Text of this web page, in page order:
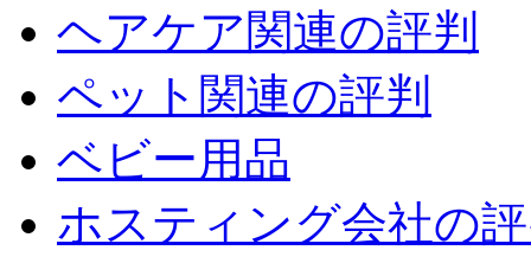
ヘアケア関連の評判
ペット関連の評判
ベビー用品
ホスティング会社の